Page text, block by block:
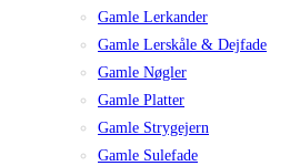
Gamle Lerkander
Gamle Lerskåle & Dejfade
Gamle Nøgler
Gamle Platter
Gamle Strygejern
Gamle Sulefade